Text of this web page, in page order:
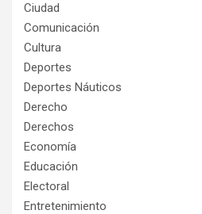
Ciudad
Comunicación
Cultura
Deportes
Deportes Náuticos
Derecho
Derechos
Economía
Educación
Electoral
Entretenimiento